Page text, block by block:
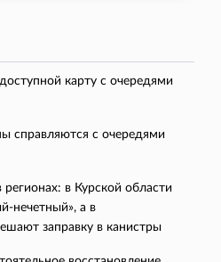
карту с очередями
справляются с очередями
в Курской области
нечетный», а в
заправку в канистры